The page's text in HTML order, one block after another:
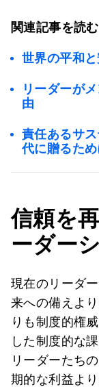
関連記事を読む
世界の平和
リーダーが
由
責任あるサ
代に贈るた
信頼を
ーダー
現在のリーダ
来への備えよ
りも制度的権
した制度的な
リーダーたち
期的な利益よ